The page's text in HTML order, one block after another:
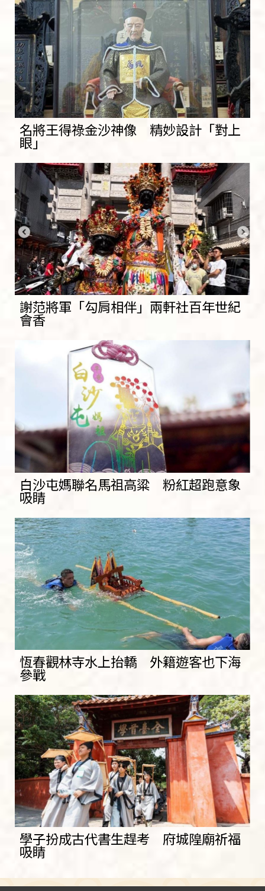
名將王得祿金沙神像 精妙設計「對上
眼」
謝范將軍「勾肩相伴」兩軒社百年世紀
會香
白沙屯媽聯名馬祖高粱 粉紅超跑意象
吸睛
恆春觀林寺水上抬轎 外籍遊客也下海
參戰
學子扮成古代書生趕考 府城隍廟祈福
吸睛